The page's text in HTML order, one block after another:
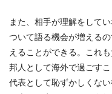
また、相手が理解をして
ついて語る機会が増える
えることができる。これ
邦人として海外で過ごす
代表として恥ずかしくな